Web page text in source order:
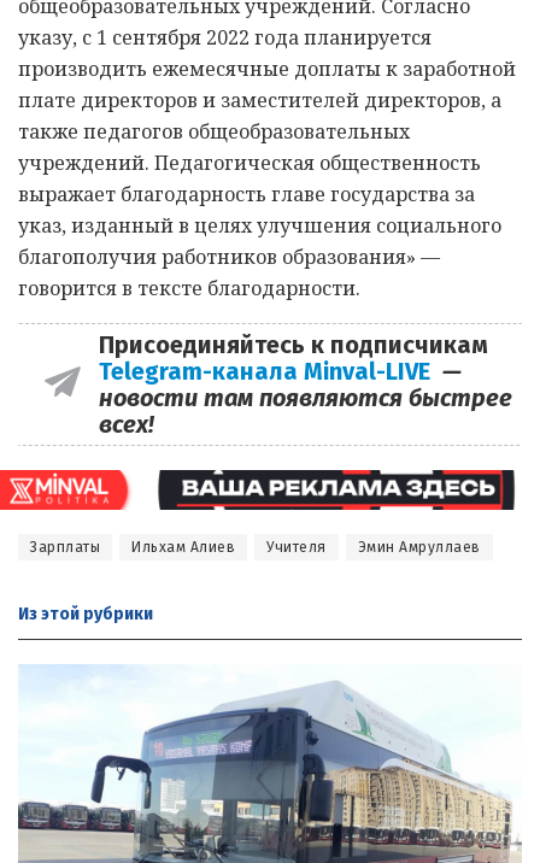
общеобразовательных учреждений. Согласно
указу, с 1 сентября 2022 года планируется
производить ежемесячные доплаты к заработной
плате директоров и заместителей директоров, а
также педагогов общеобразовательных
учреждений. Педагогическая общественность
выражает благодарность главе государства за
указ, изданный в целях улучшения социального
благополучия работников образования» —
говорится в тексте благодарности.
Присоединяйтесь к подписчикам
Telegram-канала Minval-LIVE —
новости там появляются быстрее
всех!
Зарплаты Ильхам Алиев Учителя Эмин Амруллаев
Из этой рубрики